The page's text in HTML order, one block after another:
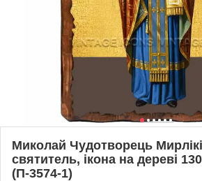
Миколай Чудотворець
святитель, ікона на дереві
(П-3574-1)